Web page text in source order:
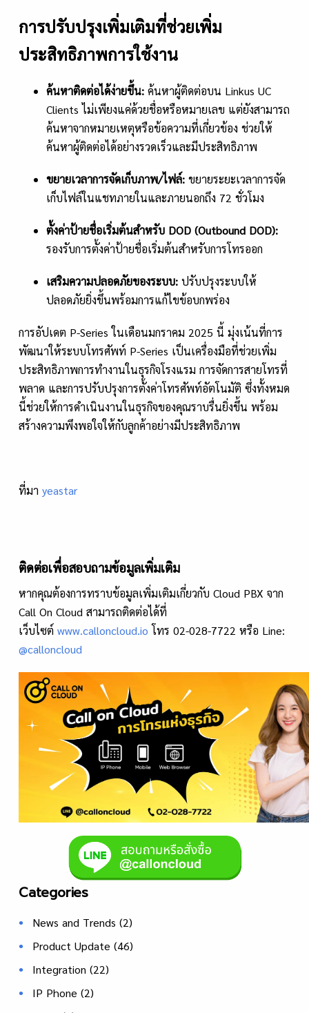
การปรับปรุงเพิ่มเติมที่ช่วยเพิ่ม
ประสิทธิภาพการใช้งาน
ค้นหาติดต่อได้ง่ายขึ้น: ค้นหาผู้ติดต่อบน Linkus UC
Clients ไม่เพียงแค่ด้วยชื่อหรือหมายเลข แต่ยังสามารถ
ค้นหาจากหมายเหตุหรือข้อความที่เกี่ยวข้อง ช่วยให้
ค้นหาผู้ติดต่อได้อย่างรวดเร็วและมีประสิทธิภาพ
ขยายเวลาการจัดเก็บภาพ/ไฟล์: ขยายระยะเวลาการจัด
เก็บไฟล์ในแชทภายในและภายนอกถึง 72 ชั่วโมง
ตั้งค่าป้ายชื่อเริ่มต้นสำหรับ DOD (Outbound DOD):
รองรับการตั้งค่าป้ายชื่อเริ่มต้นสำหรับการโทรออก
เสริมความปลอดภัยของระบบ: ปรับปรุงระบบให้
ปลอดภัยยิ่งขึ้นพร้อมการแก้ไขข้อบกพร่อง
การอัปเดต P-Series ในเดือนมกราคม 2025 นี้ มุ่งเน้นที่การ
พัฒนาให้ระบบโทรศัพท์ P-Series เป็นเครื่องมือที่ช่วยเพิ่ม
ประสิทธิภาพการทำงานในธุรกิจโรงแรม การจัดการสายโทรที่
พลาด และการปรับปรุงการตั้งค่าโทรศัพท์อัตโนมัติ ซึ่งทั้งหมด
นี้ช่วยให้การดำเนินงานในธุรกิจของคุณราบรื่นยิ่งขึ้น พร้อม
สร้างความพึงพอใจให้กับลูกค้าอย่างมีประสิทธิภาพ
ที่มา yeastar
ติดต่อเพื่อสอบถามข้อมูลเพิ่มเติม
หากคุณต้องการทราบข้อมูลเพิ่มเติมเกี่ยวกับ Cloud PBX จาก
Call On Cloud สามารถติดต่อได้ที่
เว็บไซต์ www.calloncloud.io โทร 02-028-7722 หรือ Line:
@calloncloud
Categories
News and Trends (2)
Product Update (46)
Integration (22)
IP Phone (2)